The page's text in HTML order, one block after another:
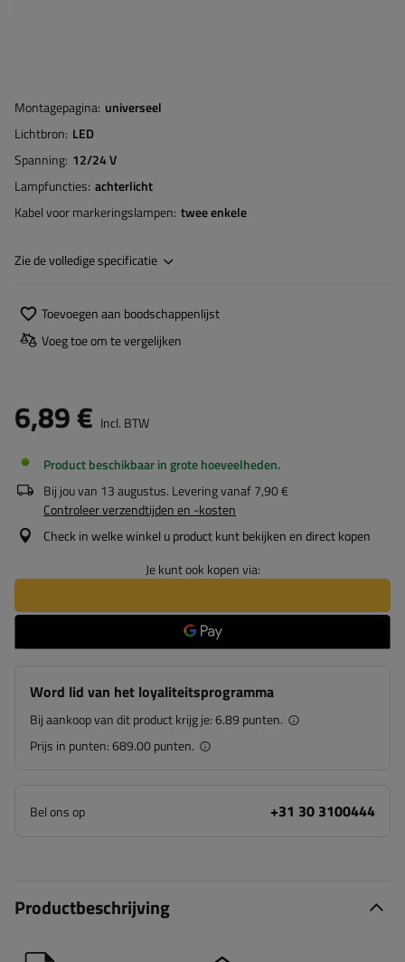
Montagepagina universeel
Lichtbron LED
Spanning 12/24 V
Lampfuncties achterlicht
Kabel voor markeringslampen twee enkele
Zie de volledige specificatie
Toevoegen aan boodschappenlijst
Voeg toe om te vergelijken
6,89 € Incl. BTW
Product beschikbaar in grote hoeveelheden
Bij jou van 13 augustus. Levering vanaf7,90 €
Controleer verzendtijden en -kosten
Check in welke winkel u product kunt bekijken en direct kopen
Je kunt ook kopen via:
Word lid van het loyaliteitsprogramma
Bij aankoop van dit product krijg je:6.89 punten.
Prijs in punten:689.00 punten.
Bel ons op +31 30 3100444
Productbeschrijving